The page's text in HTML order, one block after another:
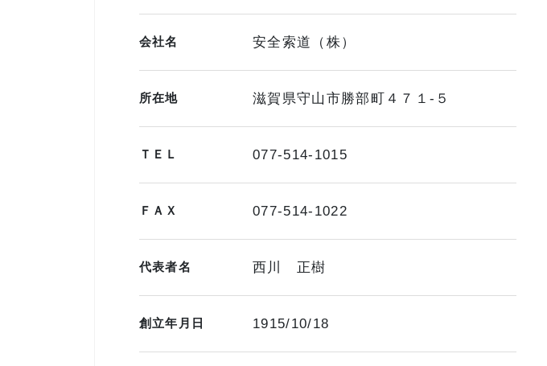
会社名 安全索道（株）
所在地 滋賀県守山市勝部町４７１-５
ＴＥＬ 077-514-1015
ＦＡＸ 077-514-1022
代表者名 西川 正樹
創立年月日 1915/10/18